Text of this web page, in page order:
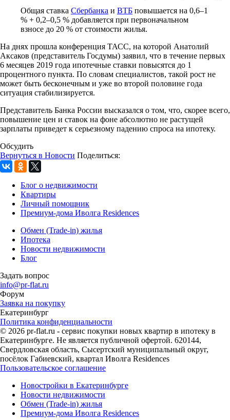
Общая ставка Сбербанка и ВТБ повышается на 0,6–1
% + 0,2–0,5 % добавляется при первоначальном
взносе до 20 % от стоимости жилья.
На днях прошла конференция ТАСС, на которой Анатолий
Аксаков (представитель Госдумы) заявил, что в течение первых
6 месяцев 2019 года ипотечные ставки повысятся до 1
процентного пункта. По словам специалистов, такой рост не
может быть бесконечным и уже во второй половине года
ситуация стабилизируется.
Представитель Банка России высказался о том, что, скорее всего,
повышение цен и ставок на фоне абсолютно не растущей
зарплаты приведет к серьезному падению спроса на ипотеку.
Обсудить
Вернуться в Новости Поделиться:
Блог о недвижимости
Квартиры
Личный помощник
Премиум-дома Иволга Residences
Обмен (Trade-in) жилья
Ипотека
Новости недвижимости
Блог
Задать вопрос
info@pr-flat.ru
Форум
Заявка на покупку
Екатеринбург
Политика конфиденциальности
© 2026 pr-flat.ru - сервис покупки новых квартир в ипотеку в
Екатеринбурге. Не является публичной офертой. 620144,
Свердловская область, Сысертский муниципальный округ,
посёлок Габиевский, квартал Иволга Residences
Пользовательское соглашение
Новостройки в Екатеринбурге
Новости недвижимости
Обмен (Trade-in) жилья
Премиум-дома Иволга Residences